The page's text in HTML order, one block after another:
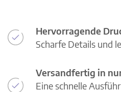
Hervorragende
Scharfe Details und
Versandfertig in
Eine schnelle